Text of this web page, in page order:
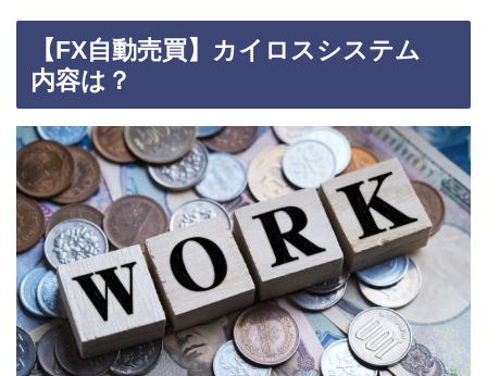
【FX自動売買】カイロスシステム
内容は？